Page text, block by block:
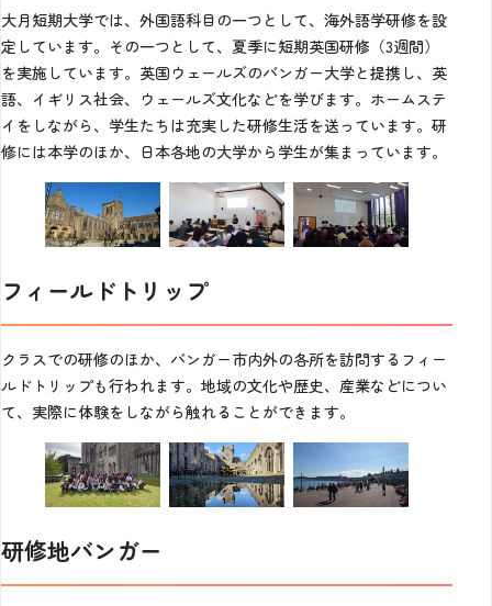
大月短期大学では、外国語科目の一つとして、海外語学研修を設
定しています。その一つとして、夏季に短期英国研修（3週間）
を実施しています。英国ウェールズのバンガー大学と提携し、英
語、イギリス社会、ウェールズ文化などを学びます。ホームステ
イをしながら、学生たちは充実した研修生活を送っています。研
修には本学のほか、日本各地の大学から学生が集まっています。
フィールドトリップ
クラスでの研修のほか、バンガー市内外の各所を訪問するフィー
ルドトリップも行われます。地域の文化や歴史、産業などについ
て、実際に体験をしながら触れることができます。
研修地バンガー